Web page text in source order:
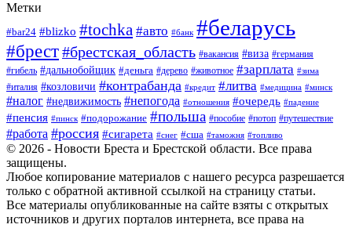
Метки
#bar24 #blizko #tochka #авто #банк #беларусь
#брест#брестская_область #вакансия #виза #германия
#гибель #дальнобойщик #деньга #дерево #животное #зарплата #зима
#италия #козловичи #контрабанда #кредит #литва #медицина #минск
#налог #недвижимость #непогода #отношения #очередь #падение
#пенсия #пинск #подорожание #польша #пособие #потоп #путешествие
#работа #россия #сигарета #снег #сша #таможня #топливо
© 2026 - Новости Бреста и Брестской области. Все права
защищены.
Любое копирование материалов с нашего ресурса разрешается
только с обратной активной ссылкой на страницу статьи.
Все материалы опубликованные на сайте взяты с открытых
источников и других порталов интернета, все права на